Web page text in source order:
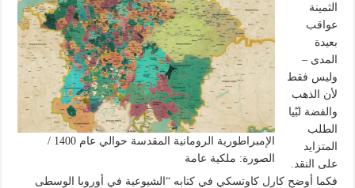
الإمبراطورية الرومانية المقدسة حوالي عام 1400 /
الصورة: ملكية عامة
الثمينة
عواقب
بعيدة
المدى –
وليس فقط
لأن الذهب
والفضة لبّيا
الطلب
المتزايد
على النقد.
فكما أوضح كارل كاوتسكي في كتابه “الشيوعية في أوروبا الوسطى